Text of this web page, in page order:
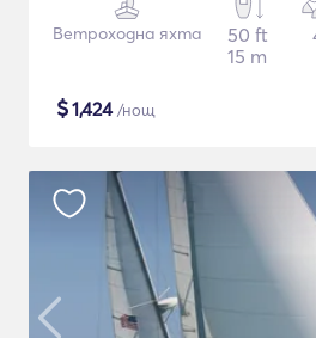
Ветроходна яхта
50 ft
15 m
$1,424/нощ